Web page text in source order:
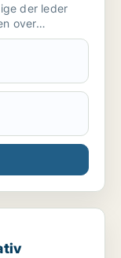
der leder
over
børnepasning
naturligt
babysitter til
vi ud af
/